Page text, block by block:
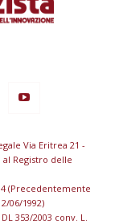
Via Eritrea 21 -
Registro delle
(Precedentemente
06/1992)
353/2003 conv. L.